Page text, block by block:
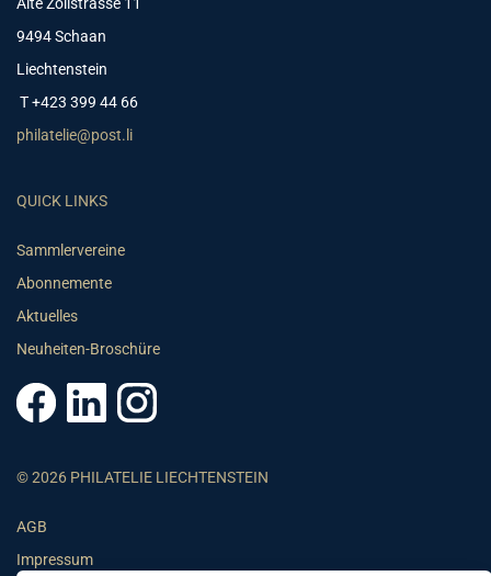
Alte Zollstrasse 11
9494 Schaan
Liechtenstein
T +423 399 44 66
philatelie@post.li
QUICK LINKS
Sammlervereine
Abonnemente
Aktuelles
Neuheiten-Broschüre
© 2026 PHILATELIE LIECHTENSTEIN
AGB
Impressum